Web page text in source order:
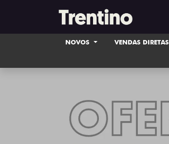
NOVOS VENDAS DIRETAS